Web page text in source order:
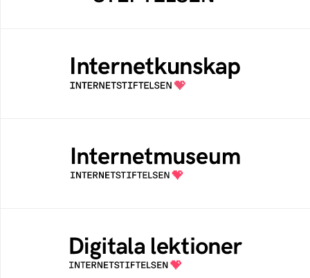
Samlad kunskap som hjälper dig att bli en
säker och medveten internetanvändare
Ett digitalt museum som byggts, och kureras
av Internetstiftelsen
Öppen digital lärresurs med färdiga lektioner
för alla stadier i grundskolan